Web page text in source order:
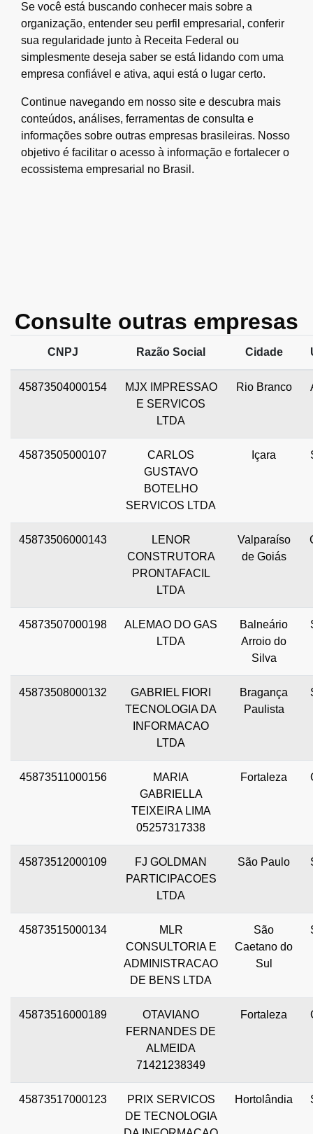
Se você está buscando conhecer mais sobre a
organização, entender seu perfil empresarial, conferir
sua regularidade junto à Receita Federal ou
simplesmente deseja saber se está lidando com uma
empresa confiável e ativa, aqui está o lugar certo.
Continue navegando em nosso site e descubra mais
conteúdos, análises, ferramentas de consulta e
informações sobre outras empresas brasileiras. Nosso
objetivo é facilitar o acesso à informação e fortalecer o
ecossistema empresarial no Brasil.
Consulte outras empresas
CNPJ Razão Social Cidade
45873504000154
MJX IMPRESSAO
E SERVICOS
LTDA
Rio Branco
45873505000107
CARLOS
GUSTAVO
BOTELHO
SERVICOS LTDA
Içara
45873506000143
LENOR
CONSTRUTORA
PRONTAFACIL
LTDA
Valparaíso
de Goiás
45873507000198
ALEMAO DO GAS
LTDA
Balneário
Arroio do
Silva
45873508000132
GABRIEL FIORI
TECNOLOGIA DA
INFORMACAO
LTDA
Bragança
Paulista
45873511000156
MARIA
GABRIELLA
TEIXEIRA LIMA
05257317338
Fortaleza
45873512000109
FJ GOLDMAN
PARTICIPACOES
LTDA
São Paulo
45873515000134
MLR
CONSULTORIA E
ADMINISTRACAO
DE BENS LTDA
São
Caetano do
Sul
45873516000189
OTAVIANO
FERNANDES DE
ALMEIDA
71421238349
Fortaleza
45873517000123
PRIX SERVICOS
DE TECNOLOGIA
Hortolândia